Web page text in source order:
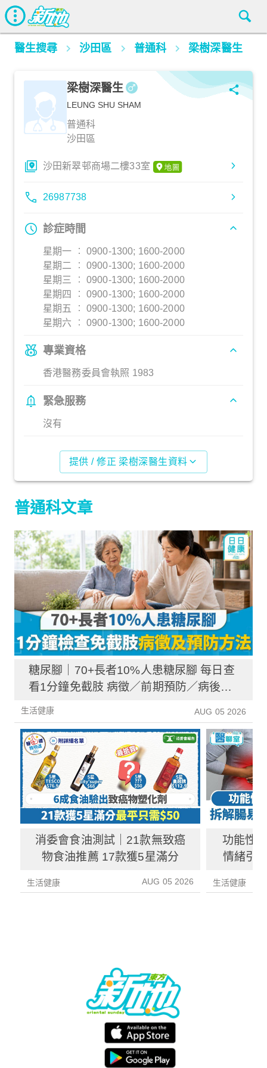
醫生搜尋 沙田區 普通科 梁樹深醫生
梁樹深醫生
LEUNG SHU SHAM
普通科
沙田區
沙田新翠邨商場二樓33室
26987738
診症時間
星期一 ︰ 0900-1300; 1600-2000
星期二 ︰ 0900-1300; 1600-2000
星期三 ︰ 0900-1300; 1600-2000
星期四 ︰ 0900-1300; 1600-2000
星期五 ︰ 0900-1300; 1600-2000
星期六 ︰ 0900-1300; 1600-2000
專業資格
香港醫務委員會執照 1983
緊急服務
沒有
提供 / 修正 梁樹深醫生資料
普通科文章
糖尿腳｜70+長者10%人患糖尿腳 每日查
看1分鐘免截肢 病徵／前期預防／病後護
理一文睇清
生活健康 AUG 05 2026
消委會食油測試｜21款無致癌
物食油推薦 17款獲5星滿分
生活健康 AUG 05 2026
功能性
情緒引
生活健康